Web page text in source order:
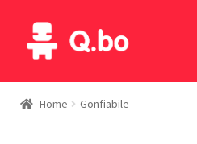
Vai
alla
Vai
al
Home
Home Gonfiabile